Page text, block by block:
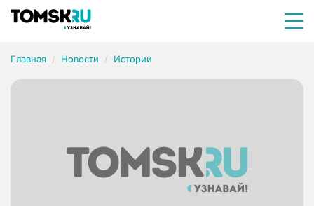
Главная Новости Истории